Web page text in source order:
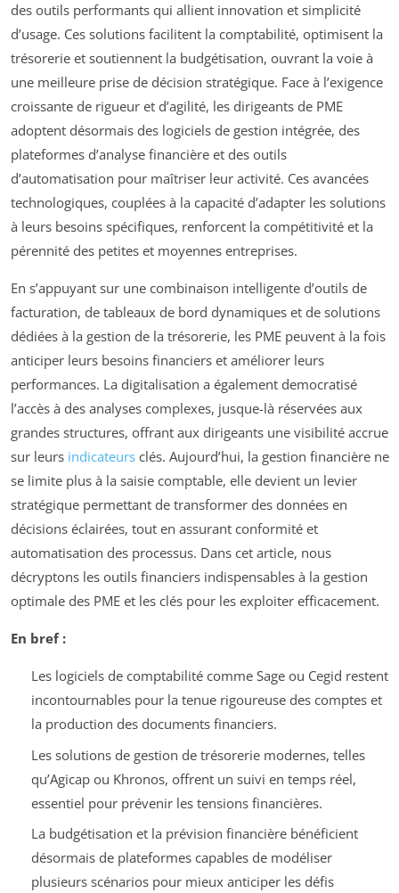
des outils performants qui allient innovation et simplicité
d’usage. Ces solutions facilitent la comptabilité, optimisent la
trésorerie et soutiennent la budgétisation, ouvrant la voie à
une meilleure prise de décision stratégique. Face à l’exigence
croissante de rigueur et d’agilité, les dirigeants de PME
adoptent désormais des logiciels de gestion intégrée, des
plateformes d’analyse financière et des outils
d’automatisation pour maîtriser leur activité. Ces avancées
technologiques, couplées à la capacité d’adapter les solutions
à leurs besoins spécifiques, renforcent la compétitivité et la
pérennité des petites et moyennes entreprises.
En s’appuyant sur une combinaison intelligente d’outils de
facturation, de tableaux de bord dynamiques et de solutions
dédiées à la gestion de la trésorerie, les PME peuvent à la fois
anticiper leurs besoins financiers et améliorer leurs
performances. La digitalisation a également democratisé
l’accès à des analyses complexes, jusque-là réservées aux
grandes structures, offrant aux dirigeants une visibilité accrue
sur leurs indicateurs clés. Aujourd’hui, la gestion financière ne
se limite plus à la saisie comptable, elle devient un levier
stratégique permettant de transformer des données en
décisions éclairées, tout en assurant conformité et
automatisation des processus. Dans cet article, nous
décryptons les outils financiers indispensables à la gestion
optimale des PME et les clés pour les exploiter efficacement.
En bref :
Les logiciels de comptabilité comme Sage ou Cegid restent
incontournables pour la tenue rigoureuse des comptes et
la production des documents financiers.
Les solutions de gestion de trésorerie modernes, telles
qu’Agicap ou Khronos, offrent un suivi en temps réel,
essentiel pour prévenir les tensions financières.
La budgétisation et la prévision financière bénéficient
désormais de plateformes capables de modéliser
plusieurs scénarios pour mieux anticiper les défis